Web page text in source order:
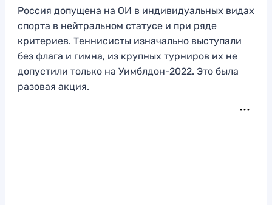
Россия допущена на ОИ в индивидуальных видах
спорта в нейтральном статусе и при ряде
критериев. Теннисисты изначально выступали
без флага и гимна, из крупных турниров их не
допустили только на Уимблдон-2022. Это была
разовая акция.